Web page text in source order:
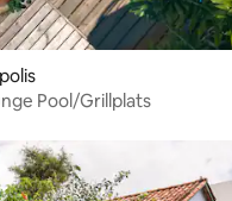
Pool/Grillplats